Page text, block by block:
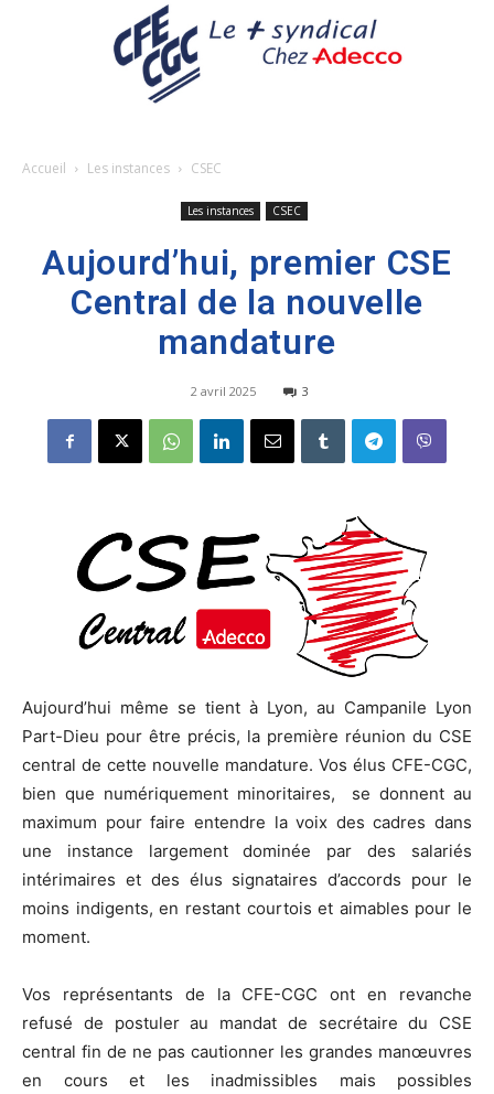
Accueil Les instances CSEC
Les instances CSEC
Aujourd’hui, premier CSE
Central de la nouvelle
mandature
2 avril 2025 3
Aujourd’hui même se tient à Lyon, au Campanile Lyon
Part-Dieu pour être précis, la première réunion du CSE
central de cette nouvelle mandature. Vos élus CFE-CGC,
bien que numériquement minoritaires, se donnent au
maximum pour faire entendre la voix des cadres dans
une instance largement dominée par des salariés
intérimaires et des élus signataires d’accords pour le
moins indigents, en restant courtois et aimables pour le
moment.
Vos représentants de la CFE-CGC ont en revanche
refusé de postuler au mandat de secrétaire du CSE
central fin de ne pas cautionner les grandes manœuvres
en cours et les inadmissibles mais possibles